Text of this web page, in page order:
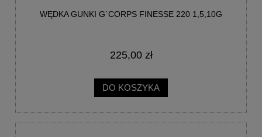
WĘDKA GUNKI G`CORPS FINESSE 220 1,5,10G
225,00 zł
DO KOSZYKA